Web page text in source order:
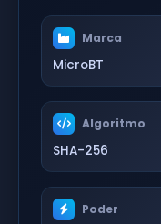
Marca
MicroBT
Algoritmo
SHA-256
Poder